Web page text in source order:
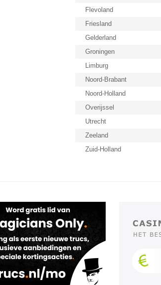
Flevoland
Friesland
Gelderland
Groningen
Limburg
Noord-Brabant
Noord-Holland
Overijssel
Utrecht
Zeeland
Zuid-Holland